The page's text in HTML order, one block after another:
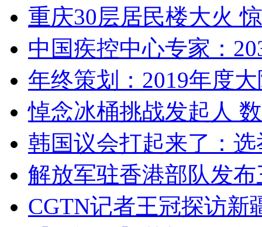
重庆30层居民楼大火
中国疾控中心专家：
年终策划：2019年度
悼念冰桶挑战发起人
韩国议会打起来了：
解放军驻香港部队发
CGTN记者王冠探访新